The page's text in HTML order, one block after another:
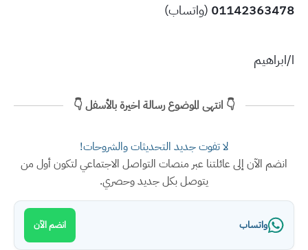
01142363478 (واتساب)
ا/ابراهيم
👇 انتهى الموضوع رسالة اخيرة بالأسفل 👇
لا تفوت جديد التحديثات والشروحات!
انضم الآن إلى عائلتنا عبر منصات التواصل الاجتماعي لتكون أول من
يتوصل بكل جديد وحصري.
واتساب انضم الآن